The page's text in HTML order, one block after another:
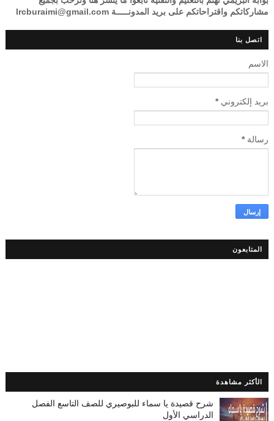
مشاركاتكم واقتراحاتكم على بريد المدونـــــة lrcburaimi@gmail.com
اتصل بنا
الاسم
بريد إلكتروني*
رسالة*
المتابعون
الأكثر مشاهدة
شرح قصيدة يا سماء للبوصيري للصف التاسع الفصل
الدراسي الأول